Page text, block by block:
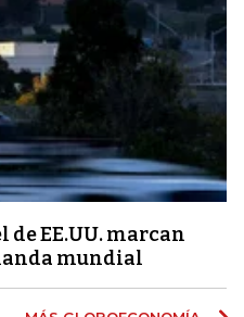
EE.UU. marcan
mundial